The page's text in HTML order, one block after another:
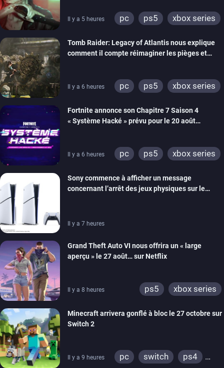
Il y a 5 heures pc ps5
xbox series
Tomb Raider: Legacy of Atlantis nous explique
comment il compte réimaginer les pièges et
Il y a 6 heures pc ps5
xbox series
Fortnite annonce son Chapitre 7 Saison 4
« Système Hacké » prévu pour le 20 août
Il y a 6 heures pc ps5
xbox series
ps4
xbox one
switch 2
Sony commence à afficher un message
concernant l’arrêt des jeux physiques sur le
Il y a 7 heures
Grand Theft Auto VI nous offrira un « large
aperçu » le 27 août… sur Netflix
Il y a 8 heures ps5 xbox series
Minecraft arrivera gonflé à bloc le 27 octobre sur
Switch 2
Il y a 9 heures pc switch
ps4